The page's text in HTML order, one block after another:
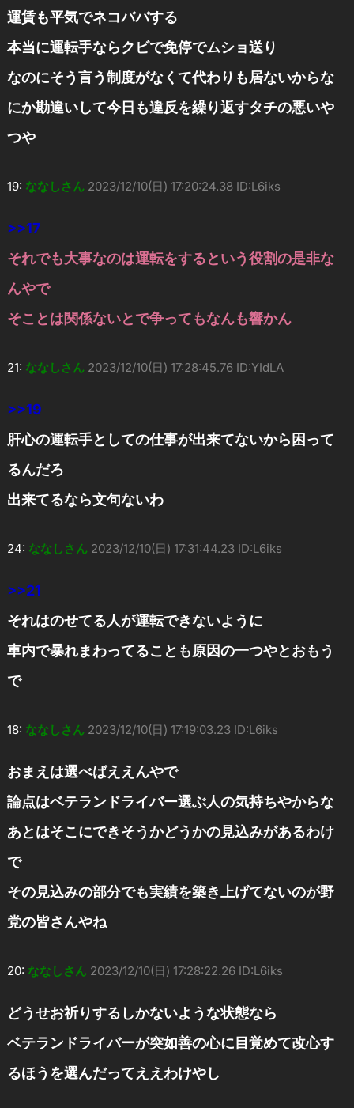
運賃も平気でネコババする
本当に運転手ならクビで免停でムショ送り
なのにそう言う制度がなくて代わりも居ないからな
にか勘違いして今日も違反を繰り返すタチの悪いや
つや
19: ななしさん 2023/12/10(日) 17:20:24.38 ID:L6iks
>>17
それでも大事なのは運転をするという役割の是非な
んやで
そことは関係ないとで争ってもなんも響かん
21: ななしさん 2023/12/10(日) 17:28:45.76 ID:YIdLA
>>19
肝心の運転手としての仕事が出来てないから困って
るんだろ
出来てるなら文句ないわ
24: ななしさん 2023/12/10(日) 17:31:44.23 ID:L6iks
>>21
それはのせてる人が運転できないように
車内で暴れまわってることも原因の一つやとおもう
で
18: ななしさん 2023/12/10(日) 17:19:03.23 ID:L6iks
おまえは選べばええんやで
論点はベテランドライバー選ぶ人の気持ちやからな
あとはそこにできそうかどうかの見込みがあるわけ
で
その見込みの部分でも実績を築き上げてないのが野
党の皆さんやね
20: ななしさん 2023/12/10(日) 17:28:22.26 ID:L6iks
どうせお祈りするしかないような状態なら
ベテランドライバーが突如善の心に目覚めて改心す
るほうを選んだってええわけやし